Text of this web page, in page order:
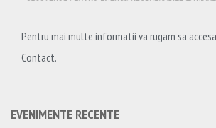
Pentru mai multe informatii va rugam sa
Contact.
EVENIMENTE RECENTE